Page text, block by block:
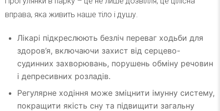
вправа, яка живить наше тіло і душу.
Лікарі підкреслюють безліч переваг ходьби для
здоров’я, включаючи захист від серцево-
судинних захворювань, порушень обміну речовин
і депресивних розладів.
Регулярне ходіння може зміцнити імунну систему,
покращити якість сну та підвищити загальну